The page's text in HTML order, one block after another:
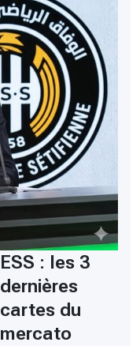
ESS : les 3
dernières
cartes du
mercato